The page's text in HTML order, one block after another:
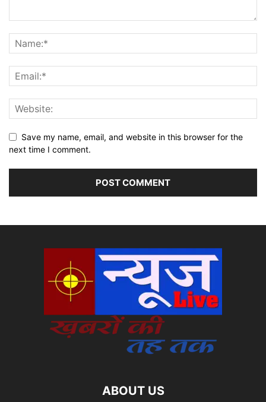
Save my name, email, and website in this browser for the
next time I comment.
ABOUT US